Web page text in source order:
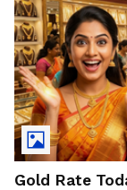
Gold Rate